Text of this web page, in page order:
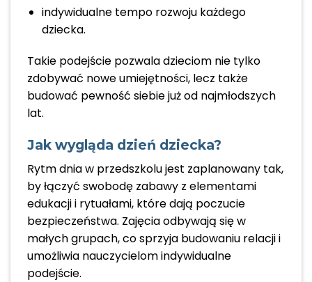
indywidualne tempo rozwoju każdego
dziecka.
Takie podejście pozwala dzieciom nie tylko
zdobywać nowe umiejętności, lecz także
budować pewność siebie już od najmłodszych
lat.
Jak wygląda dzień dziecka?
Rytm dnia w przedszkolu jest zaplanowany tak,
by łączyć swobodę zabawy z elementami
edukacji i rytuałami, które dają poczucie
bezpieczeństwa. Zajęcia odbywają się w
małych grupach, co sprzyja budowaniu relacji i
umożliwia nauczycielom indywidualne
podejście.